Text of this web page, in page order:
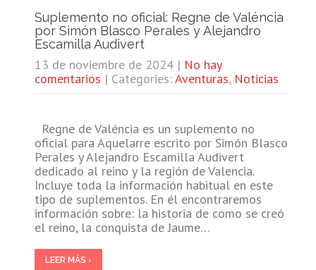
Suplemento no oficial: Regne de Valéncia
por Simón Blasco Perales y Alejandro
Escamilla Audivert
13 de noviembre de 2024 | No hay
comentarios | Categories:Aventuras, Noticias
Regne de Valéncia es un suplemento no
oficial para Aquelarre escrito por Simón Blasco
Perales y Alejandro Escamilla Audivert
dedicado al reino y la región de Valencia.
Incluye toda la información habitual en este
tipo de suplementos. En él encontraremos
información sobre: la historia de como se creó
el reino, la conquista de Jaume…
LEER MÁS ›